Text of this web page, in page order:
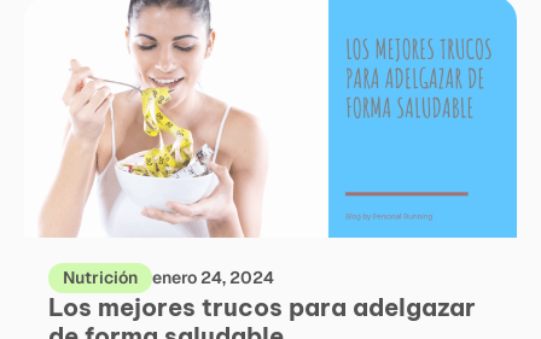
Nutrición enero 24, 2024
Los mejores trucos para adelgazar